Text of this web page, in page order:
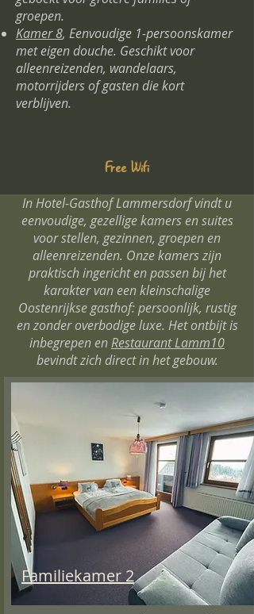
groepen.
Kamer 8, Eenvoudige 1-persoonskamer
met eigen douche. Geschikt voor
alleenreizenden, wandelaars,
motorrijders of gasten die kort
verblijven.
Free Wifi
In Hotel-Gasthof Lammersdorf vindt u
eenvoudige, gezellige kamers en suites
voor stellen, gezinnen, groepen en
alleenreizenden. Onze kamers zijn
praktisch ingericht en passen bij het
karakter van een kleinschalige
Oostenrijkse gasthof: persoonlijk, rustig
en zonder overbodige luxe. Het ontbijt is
inbegrepen enRestaurant Lamm10
bevindt zich direct in het gebouw.
Familiekamer 2